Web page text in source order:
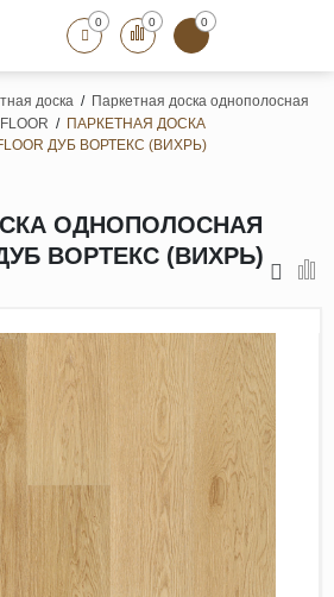
Назад
Французская елка
0 0 0
доска / Паркетная доска однополосная
/ ПАРКЕТНАЯ ДОСКА
ДУБ ВОРТЕКС (ВИХРЬ)
ОДНОПОЛОСНАЯ
ДУБ ВОРТЕКС (ВИХРЬ)